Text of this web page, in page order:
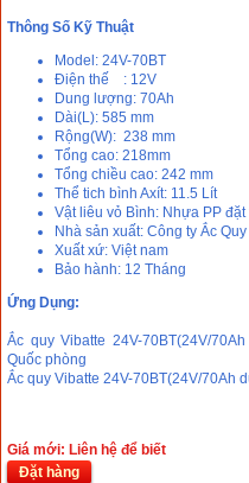
Thông Số Kỹ Thuật
Model: 24V-70BT
Điện thế : 12V
Dung lượng: 70Ah
Dài(L): 585 mm
Rộng(W): 238 mm
Tổng cao: 218mm
Tổng chiều cao: 242 mm
Thể tich bình Axít: 11.5 Lít
Vật liêu vỏ Bình: Nhựa PP
Nhà sản xuất: Công ty Ắc
Xuất xứ: Việt nam
Bảo hành: 12 Tháng
Ứng Dụng:
Ắc quy Vibatte 24V-70BT(24V/
Quốc phòng
Ắc quy Vibatte 24V-70BT(24V/70Ah
Giá mới: Liên hệ để biết
Đặt hàng